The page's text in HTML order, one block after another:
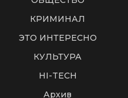
КРИМИНАЛ
ЭТО ИНТЕРЕСНО
КУЛЬТУРА
HI-TECH
Архив